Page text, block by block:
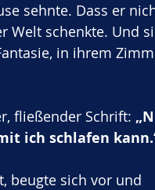
sehnte. Dass er
Welt schenkte. Und
in ihrem
fließender Schrift:
ich schlafen
beugte sich vor und